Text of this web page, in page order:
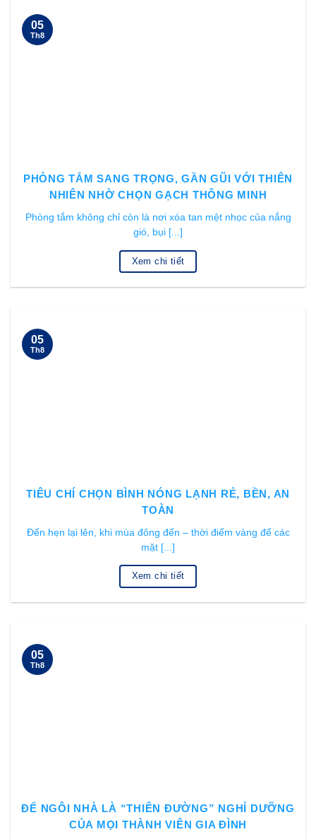
PHÒNG TẮM SANG TRỌNG, GẦN GŨI VỚI THIÊN
NHIÊN NHỜ CHỌN GẠCH THÔNG MINH
Phòng tắm không chỉ còn là nơi xóa tan mệt nhọc của nắng
gió, bụi [...]
Xem chi tiết
05
Th8
TIÊU CHÍ CHỌN BÌNH NÓNG LẠNH RẺ, BỀN, AN
TOÀN
Đến hẹn lại lên, khi mùa đông đến – thời điểm vàng để các
mặt [...]
Xem chi tiết
05
Th8
ĐỂ NGÔI NHÀ LÀ “THIÊN ĐƯỜNG” NGHỈ DƯỠNG
CỦA MỌI THÀNH VIÊN GIA ĐÌNH
05
Th8